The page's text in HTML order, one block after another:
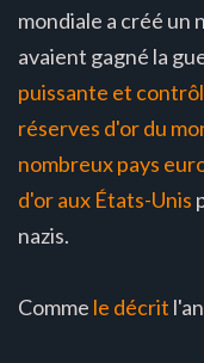
mondiale a créé un
avaient gagné la
puissante et
réserves d'or du
nombreux pays
d'or aux États-Unis
nazis.
Comme le décrit